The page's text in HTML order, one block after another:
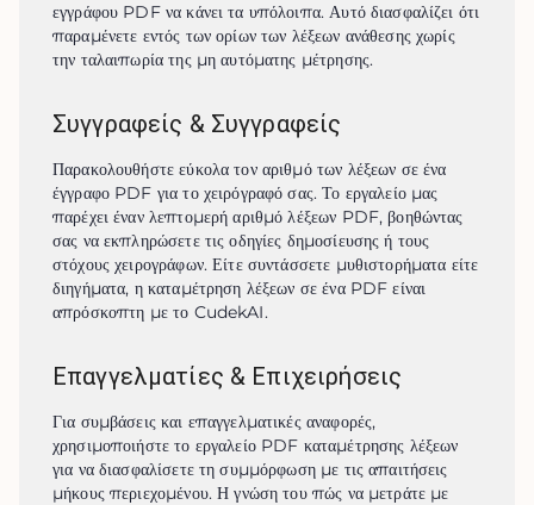
εγγράφου PDF να κάνει τα υπόλοιπα. Αυτό διασφαλίζει ότι
παραμένετε εντός των ορίων των λέξεων ανάθεσης χωρίς
την ταλαιπωρία της μη αυτόματης μέτρησης.
Συγγραφείς & Συγγραφείς
Παρακολουθήστε εύκολα τον αριθμό των λέξεων σε ένα
έγγραφο PDF για το χειρόγραφό σας. Το εργαλείο μας
παρέχει έναν λεπτομερή αριθμό λέξεων PDF, βοηθώντας
σας να εκπληρώσετε τις οδηγίες δημοσίευσης ή τους
στόχους χειρογράφων. Είτε συντάσσετε μυθιστορήματα είτε
διηγήματα, η καταμέτρηση λέξεων σε ένα PDF είναι
απρόσκοπτη με το CudekAI.
Επαγγελματίες & Επιχειρήσεις
Για συμβάσεις και επαγγελματικές αναφορές,
χρησιμοποιήστε το εργαλείο PDF καταμέτρησης λέξεων
για να διασφαλίσετε τη συμμόρφωση με τις απαιτήσεις
μήκους περιεχομένου. Η γνώση του πώς να μετράτε με